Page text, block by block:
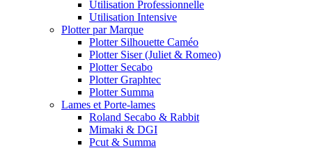
Utilisation Professionnelle
Utilisation Intensive
Plotter par Marque
Plotter Silhouette Caméo
Plotter Siser (Juliet & Romeo)
Plotter Secabo
Plotter Graphtec
Plotter Summa
Lames et Porte-lames
Roland Secabo & Rabbit
Mimaki & DGI
Pcut & Summa